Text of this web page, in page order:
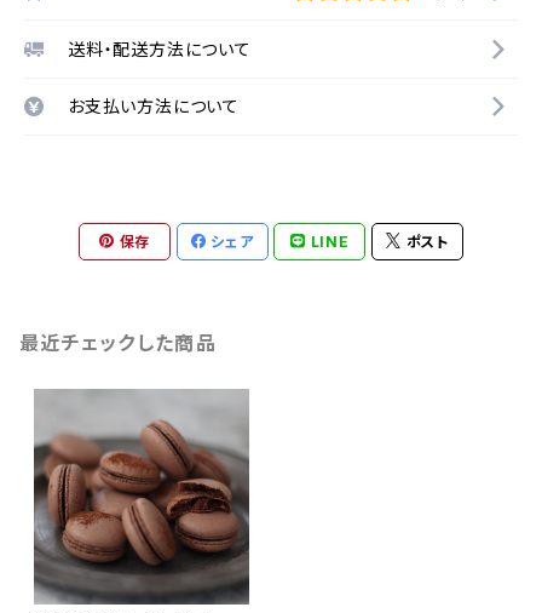
送料・配送方法について
お支払い方法について
保存 シェア LINE ポスト
最近チェックした商品